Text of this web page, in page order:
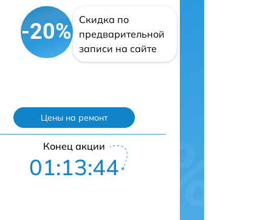
-20%
Скидка по
предварительной
записи на сайте
Цены на ремонт
Конец акции
01:13:43